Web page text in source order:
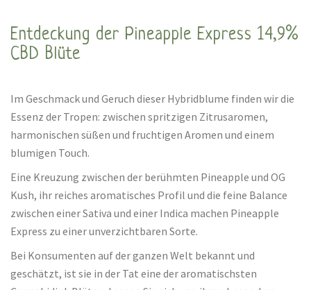
Entdeckung der Pineapple Express 14,9%
CBD Blüte
Im Geschmack und Geruch dieser Hybridblume finden wir die
Essenz der Tropen: zwischen spritzigen Zitrusaromen,
harmonischen süßen und fruchtigen Aromen und einem
blumigen Touch.
Eine Kreuzung zwischen der berühmten Pineapple und OG
Kush, ihr reiches aromatisches Profil und die feine Balance
zwischen einer Sativa und einer Indica machen Pineapple
Express zu einer unverzichtbaren Sorte.
Bei Konsumenten auf der ganzen Welt bekannt und
geschätzt, ist sie in der Tat eine der aromatischsten